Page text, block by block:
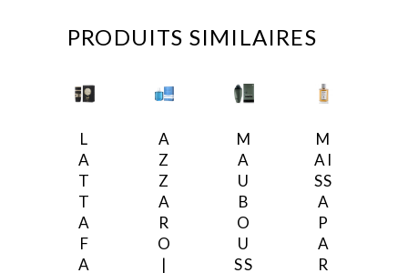
PRODUITS SIMILAIRES
L
A
T
T
A
F
A
A
Z
Z
A
R
O
|
M
A
U
B
O
U
SS
M
AI
SS
A
P
A
R